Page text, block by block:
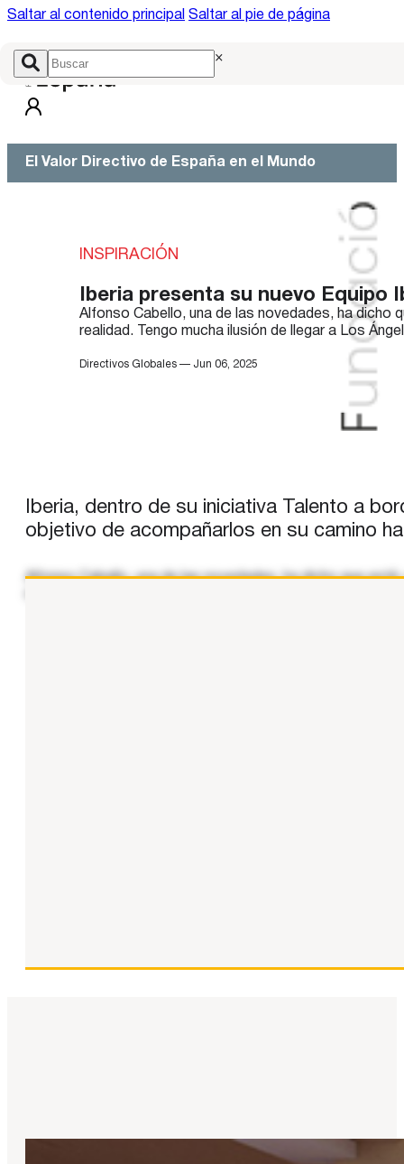
Saltar al contenido principal Saltar al pie de página
×
El Valor Directivo de España en el Mundo
INSPIRACIÓN
Iberia presenta su nuevo Equipo
Alfonso Cabello, una de las novedades, ha dicho
realidad. Tengo mucha ilusión de llegar a Los
Directivos Globales — Jun 06, 2025
Iberia, dentro de su iniciativa Talento a
objetivo de acompañarlos en su camino
Alfonso Cabello, una de las novedades, ha dicho que